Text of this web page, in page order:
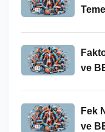
ve
Fek
ve